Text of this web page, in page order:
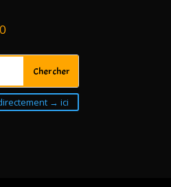
→ ici
10% de remise à partir de 30€